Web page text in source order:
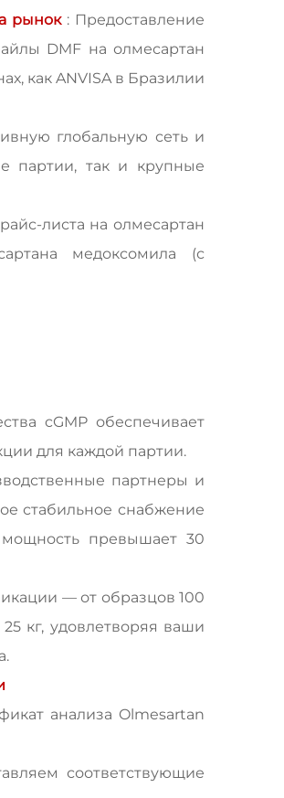
рынок : Предоставление
DMF на олмесартан
как ANVISA в Бразилии
глобальную сеть и
партии, так и крупные
листа на олмесартан
медоксомила (с
cGMP обеспечивает
для каждой партии.
партнеры и
стабильное снабжение
превышает 30
— от образцов 100
кг, удовлетворяя ваши
анализа Olmesartan
соответствующие